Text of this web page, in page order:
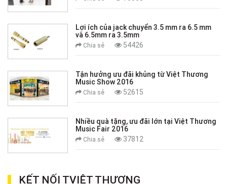
Lợi ích của jack chuyển 3.5 mm ra 6.5 mm
và 6.5mm ra 3.5mm
Chia sẻ 54426
Tận hưởng ưu đãi khủng từ Việt Thương
Music Show 2016
Chia sẻ 52615
Nhiều quà tặng, ưu đãi lớn tại Việt Thương
Music Fair 2016
Chia sẻ 37812
KẾT NỐI TVIỆT THƯƠNG